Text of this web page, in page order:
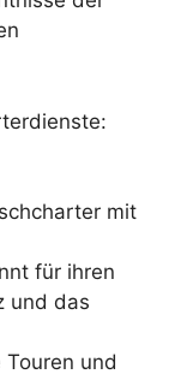
mit
für ihren
und das
und